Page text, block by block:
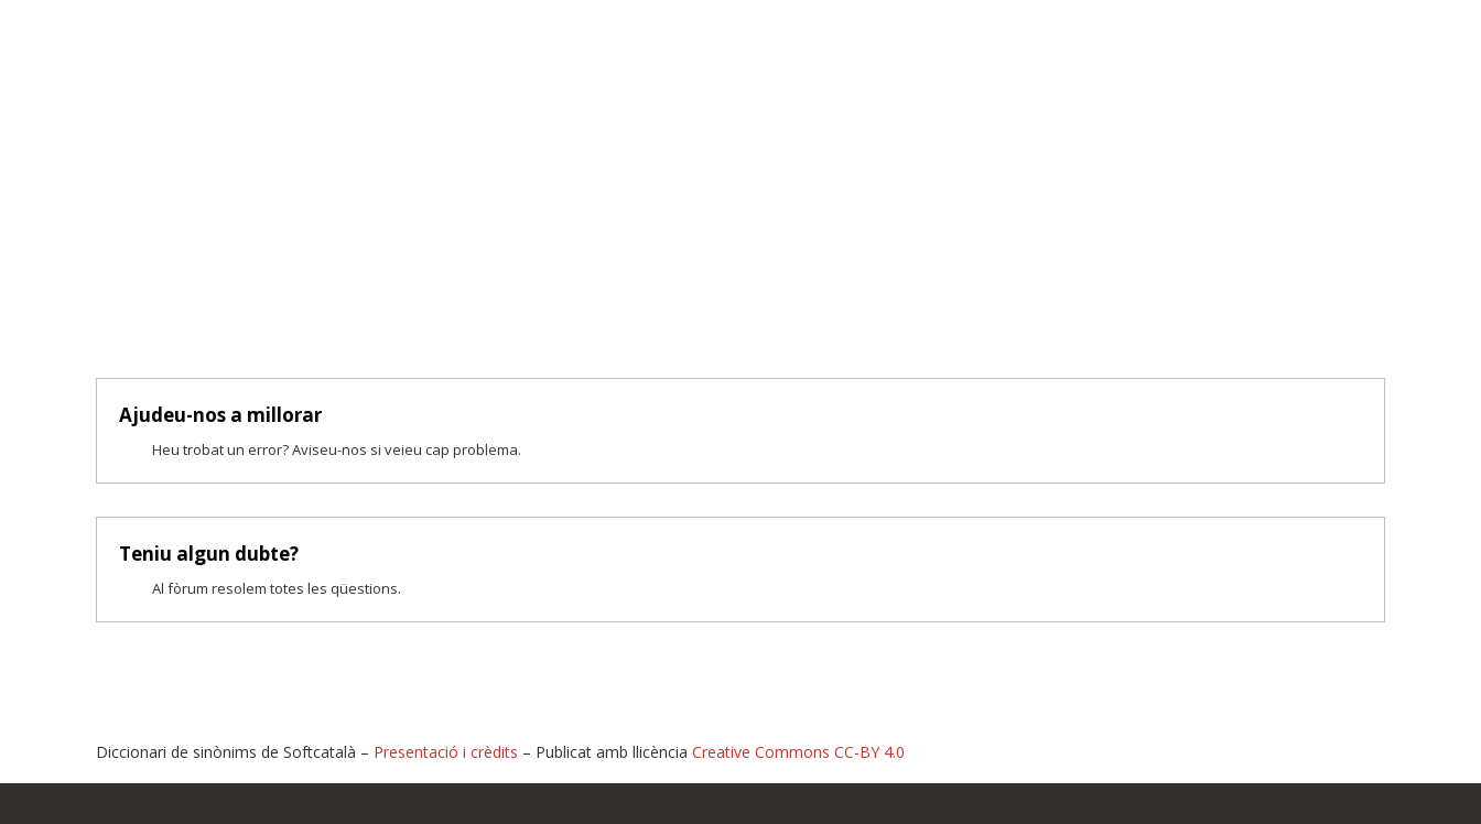
Ajudeu-nos a millorar
Heu trobat un error? Aviseu-nos si veieu cap problema.
Teniu algun dubte?
Al fòrum resolem totes les qüestions.
Diccionari de sinònims de Softcatalà – Presentació i crèdits – Publicat amb llicència Creative Commons CC-BY 4.0